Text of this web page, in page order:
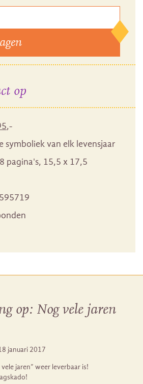
op
Huidige
is:
€14.95.
,-
symboliek van elk levensjaar
pagina's, 15,5 x 17,5
op: Nog vele jaren
januari 2017
jaren” weer leverbaar is!